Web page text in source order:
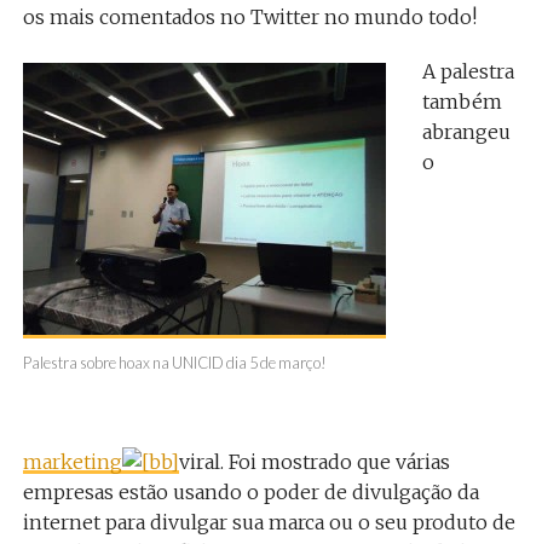
os mais comentados no Twitter no mundo todo!
Palestra sobre hoax na UNICID dia 5 de março!
A palestra
também
abrangeu
o
marketing
viral. Foi mostrado que várias
empresas estão usando o poder de divulgação da
internet para divulgar sua marca ou o seu produto de